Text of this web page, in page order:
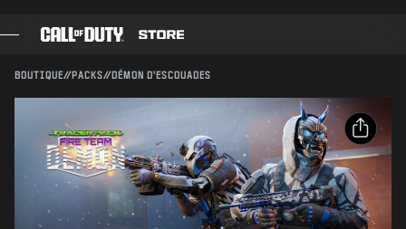
PASSE DE COMBAT
BLACK CELL
POINTS COD
BOUTIQUE//PACKS//DÉMON D'ESCOUADES
Compatible avec :
CONFIRMER L'ACHAT
ANNULER
Activision peut mettre à jour, remplacer ou supprimer
PARTAGER
Email